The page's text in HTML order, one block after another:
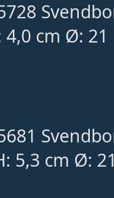
4,0 cm Ø:
5,3 cm Ø: